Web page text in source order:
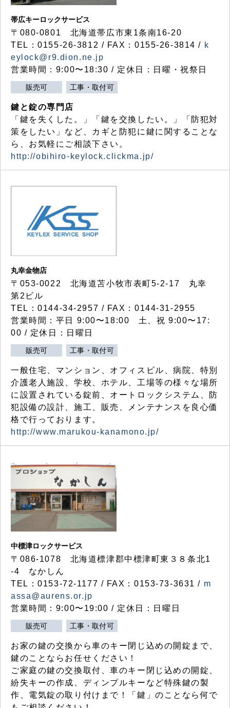
帯広キーロックサービス
〒080-0801 北海道帯広市東1条南16-20
TEL：0155-26-3812 / FAX：0155-26-3814 / k
eylock@r9.dion.ne.jp
営業時間：9:00〜18:30 / 定休日：日曜・祝祭日
販売可 工事・取付可
鍵と錠の専門店
「鍵を失くした。」「鍵を交換したい。」「防犯対
策をしたい」など、カギと防犯に鍵に関することな
ら、お気軽にご相談下さい。
http://obihiro-keylock.clickma.jp/
丸幸金物店
〒053-0022 北海道苫小牧市表町5-2-17 丸幸
第2ビル
TEL：0144-34-2957 / FAX：0144-31-2955
営業時間：平日 9:00〜18:00 土、祝 9:00〜17:
00 / 定休日：日曜日
販売可 工事・取付可
一般住宅、マンション、オフィスビル、病院、特別
介護老人施設、学校、ホテル、工場等の様々な場所
に設置されている錠前、オートロックシステム、防
犯設備の設計、施工、販売、メンテナンスを良心価
格で行っております。
http://www.marukou-kanamono.jp/
中標津ロックサービス
〒086-1078 北海道標津郡中標津町東３８条北1
-4 なかしん
TEL：0153-72-1177 / FAX：0153-73-3631 / m
assa@aurens.or.jp
営業時間：9:00〜19:00 / 定休日：日曜日
販売可 工事・取付可
お家の鍵の交換から車のキー閉じ込めの開錠まで、
鍵のことならお任せください！
ご家庭の鍵の交換取付、車のキー閉じ込めの開錠、
紛失キーの作成、ディンプルキーなど特殊鍵の製
作、電気錠の取り付けまで！「鍵」のことなら何で